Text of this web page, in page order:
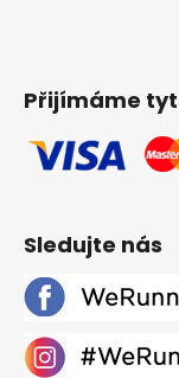
Přijímáme
Sledujte nás